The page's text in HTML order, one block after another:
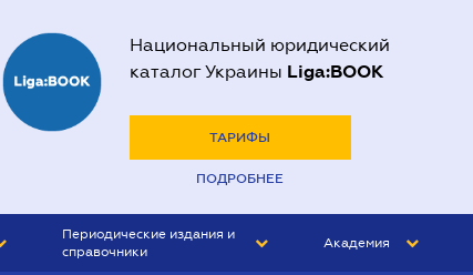
Национальный юридический
каталог Украины Liga:BOOK
ТАРИФЫ
ПОДРОБНЕЕ
Периодические издания и
справочники
Академия